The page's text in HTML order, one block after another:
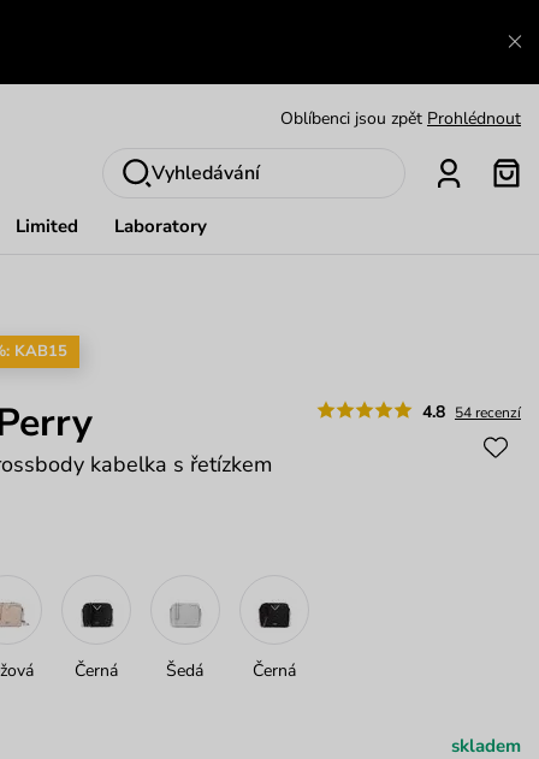
Limited Laboratory
Nech se inspirovat Ukázat
Vyhledávání
KAB15
4.8 54 recenzí
kabelka s řetízkem
Černá Šedá Černá
skladem